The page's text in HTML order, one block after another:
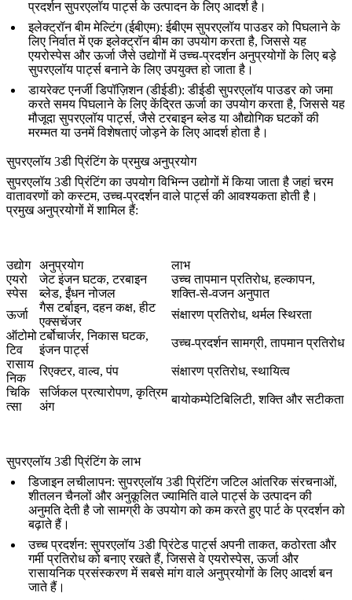
प्रदर्शन सुपरएलॉय पार्ट्स के उत्पादन के लिए आदर्श है।
इलेक्ट्रॉन बीम मेल्टिंग (ईबीएम): ईबीएम सुपरएलॉय पाउडर को पिघलाने के
लिए निर्वात में एक इलेक्ट्रॉन बीम का उपयोग करता है, जिससे यह
एयरोस्पेस और ऊर्जा जैसे उद्योगों में उच्च-प्रदर्शन अनुप्रयोगों के लिए बड़े
सुपरएलॉय पार्ट्स बनाने के लिए उपयुक्त हो जाता है।
डायरेक्ट एनर्जी डिपॉज़िशन (डीईडी): डीईडी सुपरएलॉय पाउडर को जमा
करते समय पिघलाने के लिए केंद्रित ऊर्जा का उपयोग करता है, जिससे यह
मौजूदा सुपरएलॉय पार्ट्स, जैसे टरबाइन ब्लेड या औद्योगिक घटकों की
मरम्मत या उनमें विशेषताएं जोड़ने के लिए आदर्श होता है।
सुपरएलॉय 3डी प्रिंटिंग के प्रमुख अनुप्रयोग
सुपरएलॉय 3डी प्रिंटिंग का उपयोग विभिन्न उद्योगों में किया जाता है जहां चरम
वातावरणों को कस्टम, उच्च-प्रदर्शन वाले पार्ट्स की आवश्यकता होती है।
प्रमुख अनुप्रयोगों में शामिल हैं:
उद्योग अनुप्रयोग
लाभ
एयरो
स्पेस
जेट इंजन घटक, टरबाइन
ब्लेड, ईंधन नोजल
उच्च तापमान प्रतिरोध, हल्कापन,
शक्ति-से-वजन अनुपात
ऊर्जा
गैस टर्बाइन, दहन कक्ष, हीट
एक्सचेंजर
संक्षारण प्रतिरोध, थर्मल स्थिरता
ऑटोमो
टिव
टर्बोचार्जर, निकास घटक,
इंजन पार्ट्स
उच्च-प्रदर्शन सामग्री, तापमान प्रतिरोध
रासाय
निक
रिएक्टर, वाल्व, पंप
संक्षारण प्रतिरोध, स्थायित्व
चिकि
त्सा
सर्जिकल प्रत्यारोपण, कृत्रिम
अंग
बायोकम्पेटिबिलिटी, शक्ति और सटीकता
सुपरएलॉय 3डी प्रिंटिंग के लाभ
डिजाइन लचीलापन: सुपरएलॉय 3डी प्रिंटिंग जटिल आंतरिक संरचनाओं,
शीतलन चैनलों और अनुकूलित ज्यामिति वाले पार्ट्स के उत्पादन की
अनुमति देती है जो सामग्री के उपयोग को कम करते हुए पार्ट के प्रदर्शन को
बढ़ाते हैं।
उच्च प्रदर्शन: सुपरएलॉय 3डी प्रिंटेड पार्ट्स अपनी ताकत, कठोरता और
गर्मी प्रतिरोध को बनाए रखते हैं, जिससे वे एयरोस्पेस, ऊर्जा और
रासायनिक प्रसंस्करण में सबसे मांग वाले अनुप्रयोगों के लिए आदर्श बन
जाते हैं।